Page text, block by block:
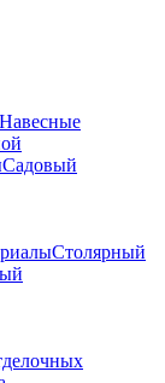
Навесные
Садовый
Столярный